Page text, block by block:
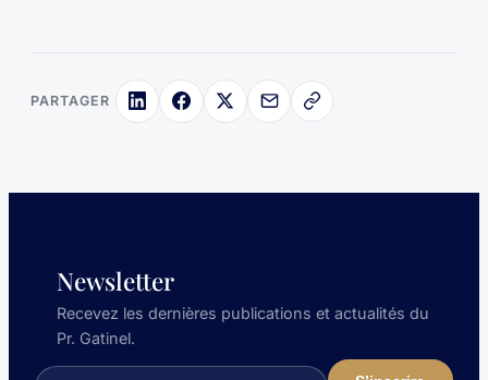
PARTAGER
Newsletter
Recevez les dernières publications et actualités du
Pr. Gatinel.